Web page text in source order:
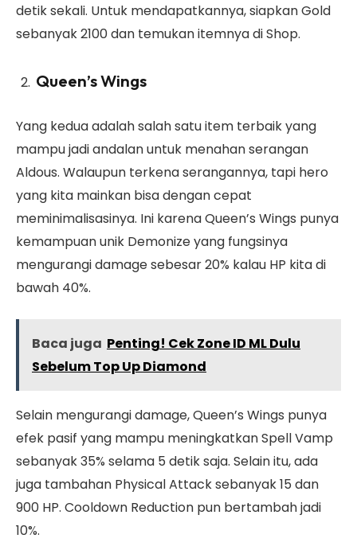
detik sekali. Untuk mendapatkannya, siapkan Gold
sebanyak 2100 dan temukan itemnya di Shop.
Queen’s Wings
Yang kedua adalah salah satu item terbaik yang
mampu jadi andalan untuk menahan serangan
Aldous. Walaupun terkena serangannya, tapi hero
yang kita mainkan bisa dengan cepat
meminimalisasinya. Ini karena Queen’s Wings punya
kemampuan unik Demonize yang fungsinya
mengurangi damage sebesar 20% kalau HP kita di
bawah 40%.
Baca juga Penting! Cek Zone ID ML Dulu
Sebelum Top Up Diamond
Selain mengurangi damage, Queen’s Wings punya
efek pasif yang mampu meningkatkan Spell Vamp
sebanyak 35% selama 5 detik saja. Selain itu, ada
juga tambahan Physical Attack sebanyak 15 dan
900 HP. Cooldown Reduction pun bertambah jadi
10%.